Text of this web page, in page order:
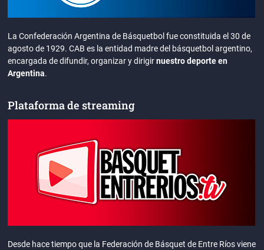
La Confederación Argentina de Básquetbol fue constituida el 30 de
agosto de 1929. CAB es la entidad madre del básquetbol argentino,
encargada de difundir, organizar y dirigirnuestro deporte en
Argentina.
Plataforma de streaming
Desde hace tiempo que la Federación de Básquet de Entre Ríos viene